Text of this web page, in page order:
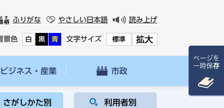
ふりがな やさしい日本語 読み上げ
景色 白 黒 青 文字サイズ 標準 拡大
ビジネス・産業 市政
さがしかた別 利用者別
ページを
一時保存